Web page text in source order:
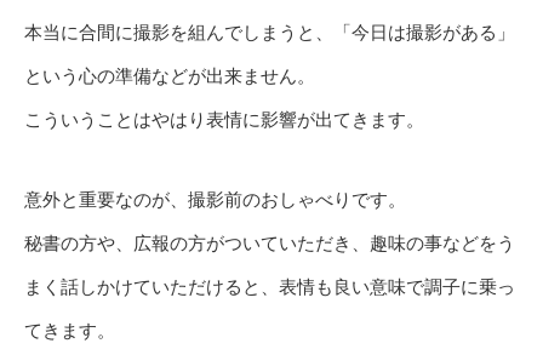
本当に合間に撮影を組んでしまうと、「今日は撮影がある」
という心の準備などが出来ません。
こういうことはやはり表情に影響が出てきます。
意外と重要なのが、撮影前のおしゃべりです。
秘書の方や、広報の方がついていただき、趣味の事などをう
まく話しかけていただけると、表情も良い意味で調子に乗っ
てきます。